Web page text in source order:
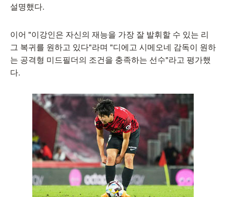
설명했다.
이어 "이강인은 자신의 재능을 가장 잘 발휘할 수 있는 리
그 복귀를 원하고 있다"라며 "디에고 시메오네 감독이 원하
는 공격형 미드필더의 조건을 충족하는 선수"라고 평가했
다.